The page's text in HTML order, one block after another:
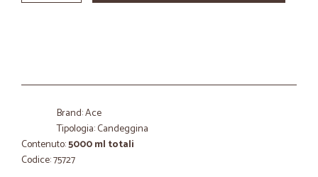
Brand: Ace
Tipologia: Candeggina
Contenuto:5000 ml totali
Codice: 75727